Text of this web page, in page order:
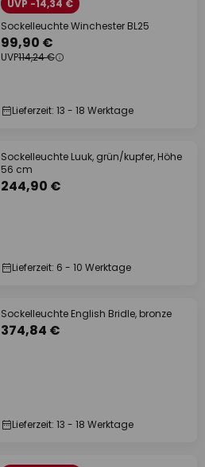
UVP -14,34 €
Sockelleuchte Winchester BL25
99,90 €
UVP114,24 €
Lieferzeit: 13 - 18 Werktage
Sockelleuchte Luuk, grün/kupfer, Höhe
56 cm
244,90 €
Lieferzeit: 6 - 10 Werktage
Sockelleuchte English Bridle, bronze
374,84 €
Lieferzeit: 13 - 18 Werktage